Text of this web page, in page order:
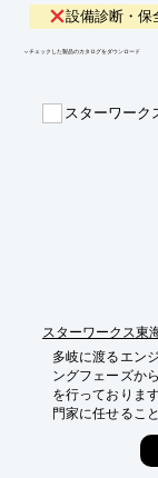
設備診断・保
​▼チェックした製品のカタログをダウンロード
スターワー
スターワークス東
多岐に渡るエン
ングフェーズか
を行っておりま
門家に任せるこ
なり、それによ
付加価値の高い
詳しくはカタロ